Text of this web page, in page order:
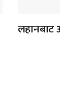
लहानबाट